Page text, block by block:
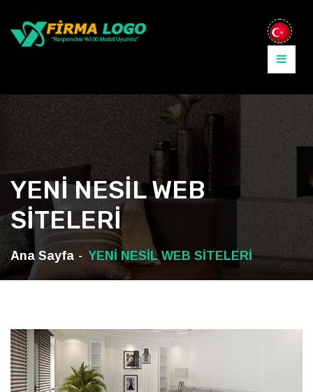
YENİ NESİL WEB
SİTELERİ
Ana Sayfa YENİ NESİL WEB SİTELERİ